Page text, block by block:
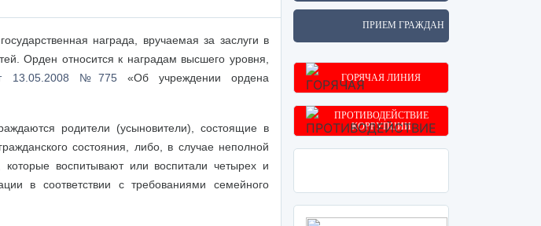
награда, вручаемая за заслуги в
Орден относится к наградам высшего уровня,
13.05.2008 №775«Об учреждении ордена
родители (усыновители), состоящие в
состояния, либо, в случае неполной
воспитывают или воспитали четырех и
в соответствии с требованиями семейного
ПРИЕМ ГРАЖДАН
ГОРЯЧАЯ ЛИНИЯ
ПРОТИВОДЕЙСТВИЕ
КОРРУПЦИИ